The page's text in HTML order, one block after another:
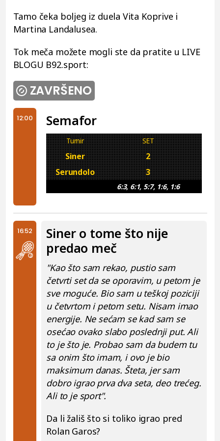
Tamo čeka boljeg iz duela Vita Koprive i
Martina Landalusea.
Tok meča možete mogli ste da pratite u LIVE
BLOGU B92.sport:
ZAVRŠENO
12:00 Semafor
6:3, 6:1, 5:7, 1:6, 1:6
Turnir SET
Siner
2
Serundolo
3
16:52
Siner o tome što nije
predao meč
"Kao što sam rekao, pustio sam
četvrti set da se oporavim, u petom je
sve moguće. Bio sam u teškoj poziciji
u četvrtom i petom setu. Nisam imao
energije. Ne sećam se kad sam se
osećao ovako slabo poslednji put. Ali
to je što je. Probao sam da budem tu
sa onim što imam, i ovo je bio
maksimum danas. Šteta, jer sam
dobro igrao prva dva seta, deo trećeg.
Ali to je sport".
Da li žališ što si toliko igrao pred
Rolan Garos?